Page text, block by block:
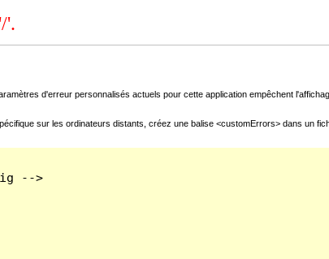
'.
d'erreur personnalisés actuels pour cette application empêchent
sur les ordinateurs distants, créez une balise <customErrors> dans un
-->